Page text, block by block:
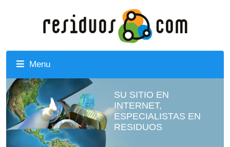
Menu
SU SITIO EN
INTERNET,
ESPECIALISTAS EN
RESIDUOS